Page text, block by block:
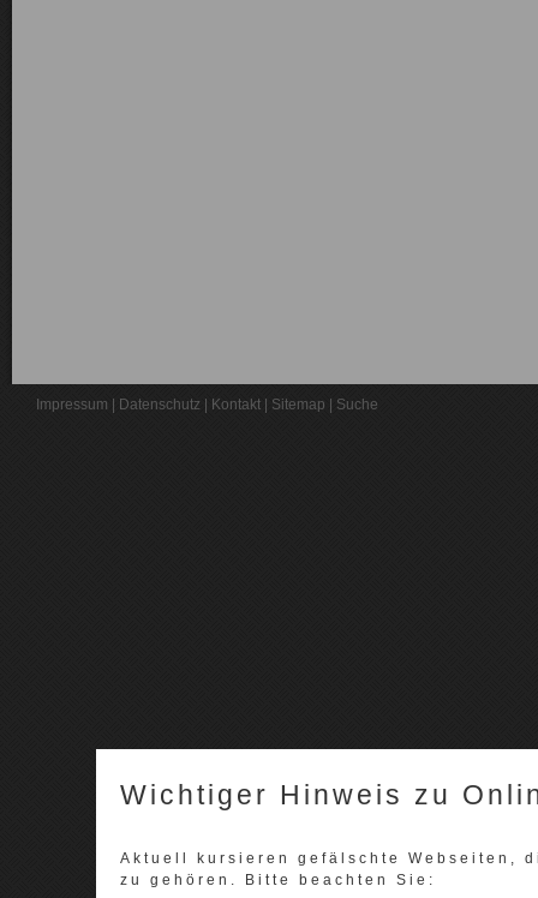
Impressum Datenschutz Kontakt Sitemap Suche
Wichtiger Hinweis zu
Aktuell kursieren gefälschte Webseiten,
zu gehören. Bitte beachten Sie: